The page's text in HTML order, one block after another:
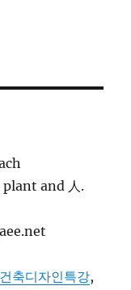
and 人.
축디자인특강,